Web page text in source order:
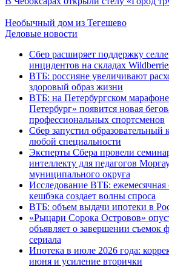
Необычный дом из Тегешево
Деловые новости
Сбер расширяет поддержку
инцидентов на складах
ВТБ: россияне увеличивают
здоровый образ жизни
ВТБ: на Петербургском
Петербург» появится новая
профессиональных спортсменов
Сбер запустил образовательный
любой специальности
Эксперты Сбера провели
интеллекту для педагогов
муниципального округа
Исследование ВТБ: ежемесячная
кешбэка создает волны спроса
ВТБ: объем выдачи ипотеки в
«Рыцари Сорока Островов»
объявляет о завершении съемок
сериала
Ипотека в июле 2026 года:
июня и усиление вторички